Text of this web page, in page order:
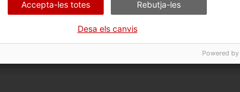
Accepta-les totes Rebutja-les
Desa els canvis
Powered by